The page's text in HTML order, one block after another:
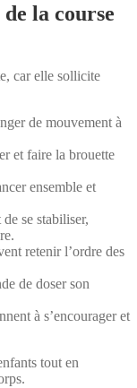
la course
car elle sollicite
de mouvement à
et faire la brouette
ensemble et
se stabiliser,
retenir l’ordre des
de doser son
à s’encourager et
tout en